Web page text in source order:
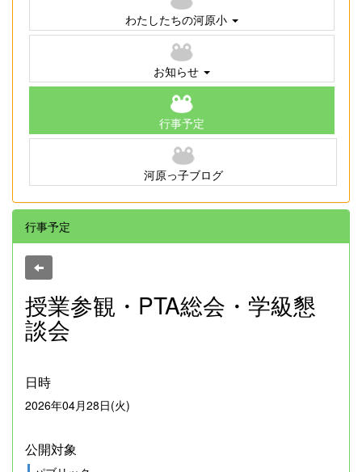
わたしたちの河原小
お知らせ
行事予定
河原っ子ブログ
行事予定
授業参観・PTA総会・学級懇
談会
日時
2026年04月28日(火)
公開対象